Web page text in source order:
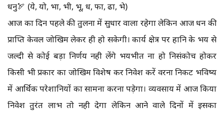
धनु🏹 (ये, यो, भा, भी, भू, ध, फा, ढा, भे)
आज का दिन पहले की तुलना में सुधार वाला रहेगा लेकिन आज धन की
प्राप्ति केवल जोखिम लेकर ही हो सकेगी। कार्य क्षेत्र पर हानि के भय से
जल्दी से कोई बड़ा निर्णय नही लेंगे भयभीत ना हो निसंकोच होकर
किसी भी प्रकार का जोखिम विशेष कर निवेश करें वरना निकट भविष्य
में आर्थिक परेशानियों का सामना करना पड़ेगा। व्यवसाय में आज किया
निवेश तुरंत लाभ तो नही देगा लेकिन आने वाले दिनों में इसका